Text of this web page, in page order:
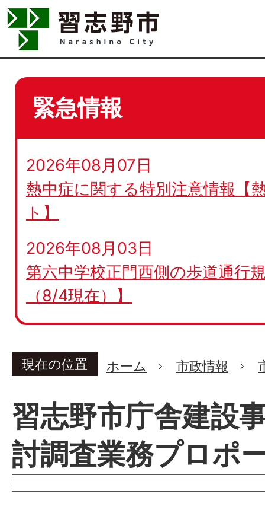
緊急情報
2026年08月07日
熱中症に関する特別注意情報【
ト】
2026年08月03日
第六中学校正門西側の歩道通行
（8/4現在）】
現在の位置 ホーム 市政情報
習志野市庁舎建設
討調査業務プロポ